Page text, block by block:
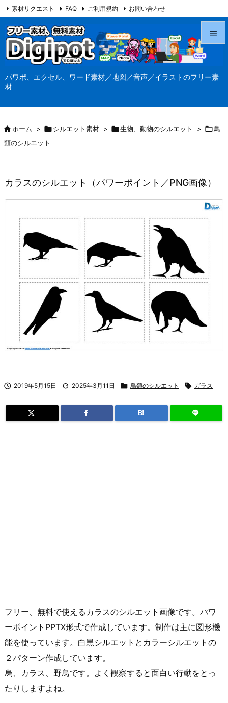
パワポ、エクセル、ワード素材／地図／音声／イラストのフリー素
材




素材リクエスト FAQ ご利用規約 お問い合わせ
当サイト（Digipot.net）について
ホーム > シルエット素材 > 生物、動物のシルエット > 鳥
類のシルエット
カラスのシルエット（パワーポイント／PNG画像）
 2019年5月15日  2025年3月11日  鳥類のシルエット  ガラス
B!
フリー、無料で使えるカラスのシルエット画像です。パワ
ーポイントPPTX形式で作成しています。制作は主に図形機
能を使っています。白黒シルエットとカラーシルエットの
２パターン作成しています。
烏、カラス、野鳥です。よく観察すると面白い行動をとっ
たりしますよね。